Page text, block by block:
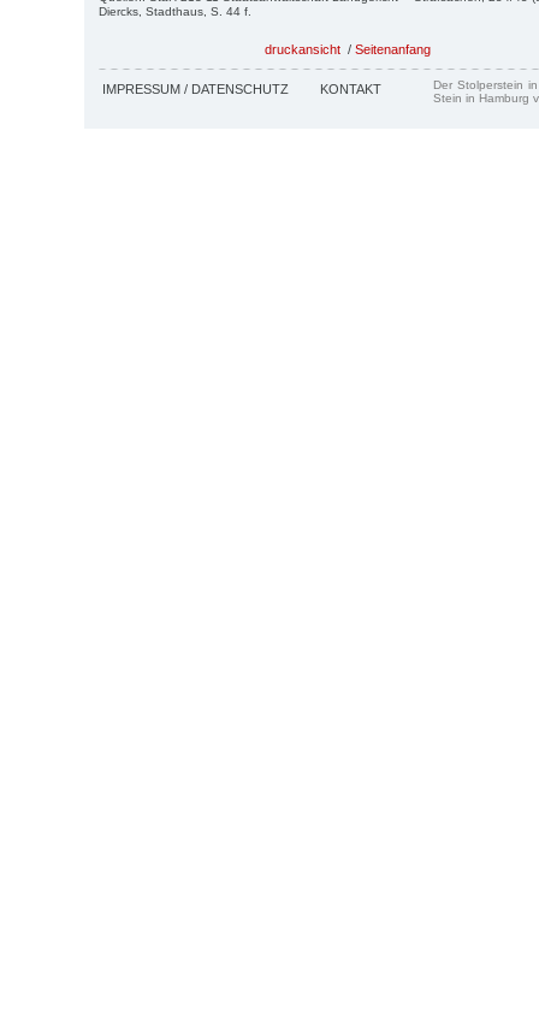
Diercks, Stadthaus, S. 44 f.
druckansicht / Seitenanfang
IMPRESSUM / DATENSCHUTZ KONTAKT
Der Stolperstein
Stein in Hamburg